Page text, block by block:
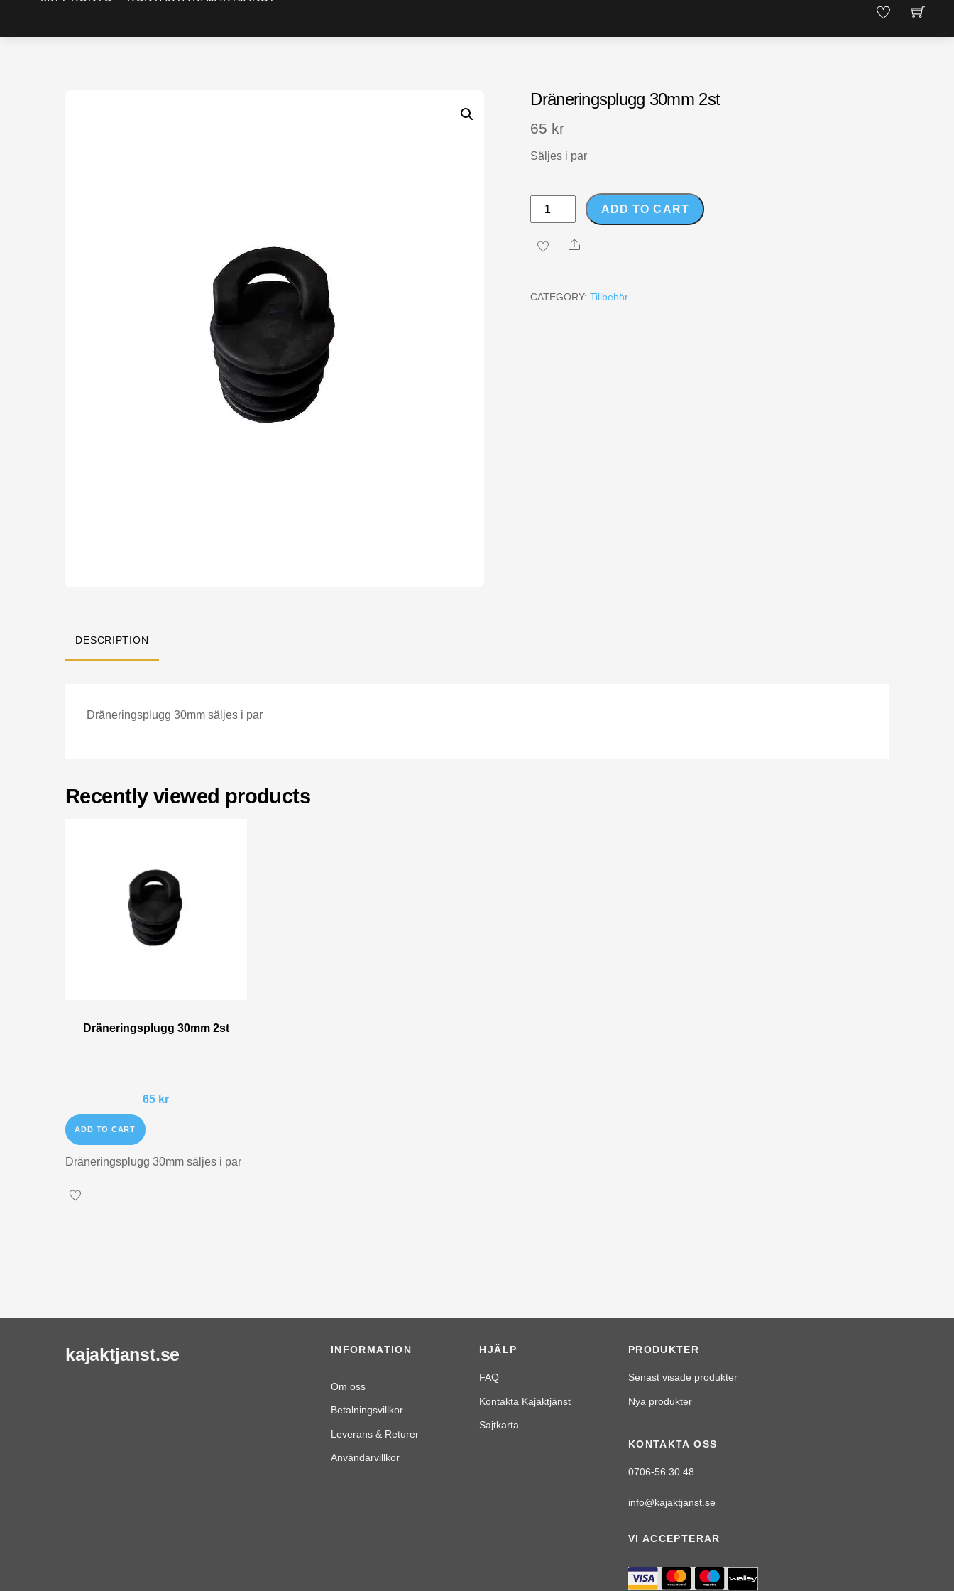
Dräneringsplugg 30mm 2st
65 kr
Säljes i par
Dräneringsplugg
30mm
2st
ADD TO CART
Share
CATEGORY:Tillbehör
DESCRIPTION
Dräneringsplugg 30mm säljes i par
Recently viewed products
Dräneringsplugg 30mm 2st
65 kr
ADD TO CART
Dräneringsplugg 30mm säljes i par
kajaktjanst.se INFORMATION
Om oss
Betalningsvillkor
Leverans & Returer
Användarvillkor
HJÄLP
FAQ
Kontakta Kajaktjänst
Sajtkarta
PRODUKTER
Senast visade produkter
Nya produkter
KONTAKTA OSS
0706-56 30 48
info@kajaktjanst.se
VI ACCEPTERAR